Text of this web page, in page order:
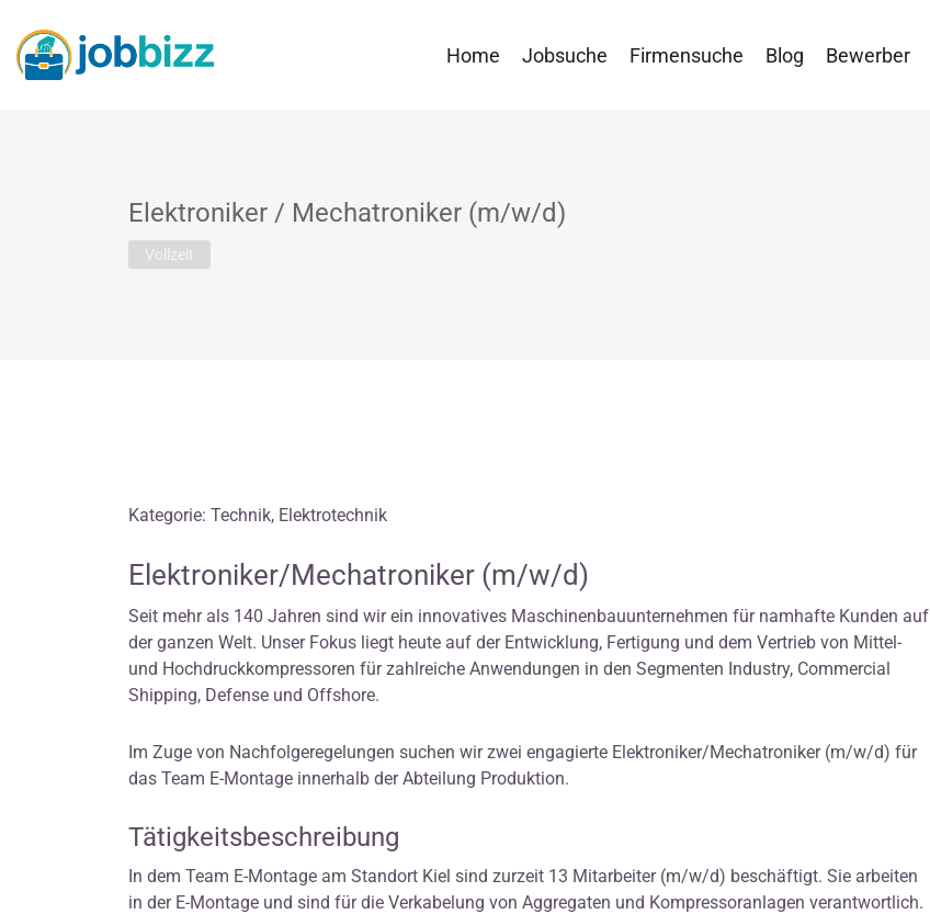
Home Jobsuche Firmensuche Blog Bewerber
Elektroniker / Mechatroniker (m/w/d)
Vollzeit
Kategorie: Technik, Elektrotechnik
Elektroniker/Mechatroniker (m/w/d)
Seit mehr als 140 Jahren sind wir ein innovatives Maschinenbauunternehmen für namhafte Kunden auf
der ganzen Welt. Unser Fokus liegt heute auf der Entwicklung, Fertigung und dem Vertrieb von Mittel-
und Hochdruckkompressoren für zahlreiche Anwendungen in den Segmenten Industry, Commercial
Shipping, Defense und Offshore.
Im Zuge von Nachfolgeregelungen suchen wir zwei engagierte Elektroniker/Mechatroniker (m/w/d) für
das Team E-Montage innerhalb der Abteilung Produktion.
Tätigkeitsbeschreibung
In dem Team E-Montage am Standort Kiel sind zurzeit 13 Mitarbeiter (m/w/d) beschäftigt. Sie arbeiten
in der E-Montage und sind für die Verkabelung von Aggregaten und Kompressoranlagen verantwortlich.